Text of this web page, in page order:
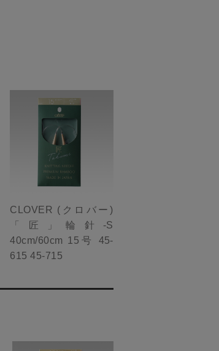
CLOVER (クロバー)
「匠」輪針-S
40cm/60cm 15号 45-
615 45-715